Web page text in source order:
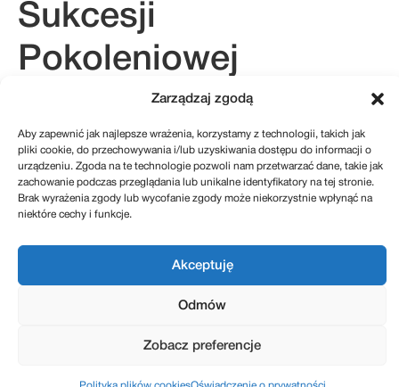
Zarządzaj zgodą
Aby zapewnić jak najlepsze wrażenia, korzystamy z technologii, takich jak
pliki cookie, do przechowywania i/lub uzyskiwania dostępu do informacji o
urządzeniu. Zgoda na te technologie pozwoli nam przetwarzać dane, takie jak
zachowanie podczas przeglądania lub unikalne identyfikatory na tej stronie.
Brak wyrażenia zgody lub wycofanie zgody może niekorzystnie wpłynąć na
niektóre cechy i funkcje.
Akceptuję
Odmów
Zobacz preferencje
Sukcesji
Pokoleniowej
kontakt@sukcesje.pl
REGULAMIN SKLEPU
POLITYKA PRYWATNOŚCI
ZWROTY I REKLAMACJE
POLITYKA PLIKÓW COOKIES (EU)
Realizacja: Kreatywnybrand.pl